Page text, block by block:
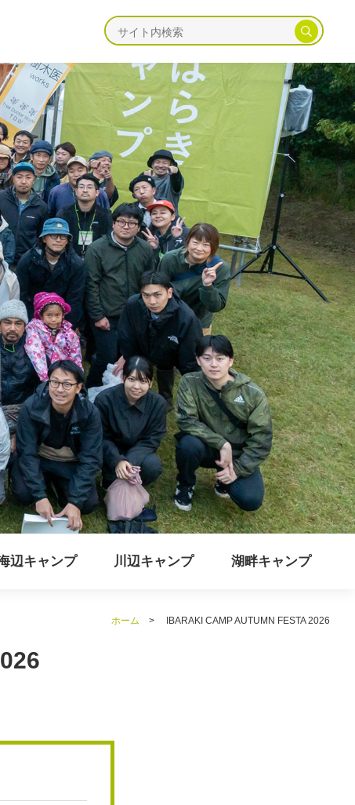
海辺キャンプ 川辺キャンプ 湖畔キャンプ
辺キャンプ 川辺キャンプ 湖畔キャンプ
ホーム > IBARAKI CAMP AUTUMN FESTA 2026